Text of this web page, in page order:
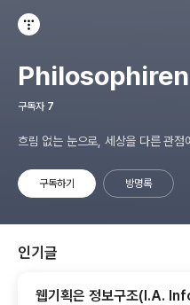
Philosophiren
구독자 7
흐림 없는 눈으로, 세상을 다른 관점
구독하기 방명록
인기글
웹기획은 정보구조(I.A.